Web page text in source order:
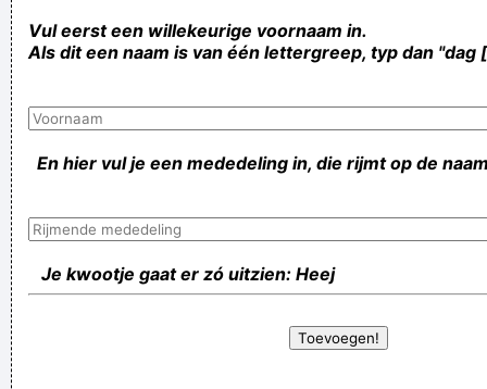
Vul eerst een willekeurige voornaam in.
Als dit een naam is van één lettergreep, typ dan "dag
En hier vul je een mededeling in, die rijmt op de
Je kwootje gaat er zó uitzien: Heej